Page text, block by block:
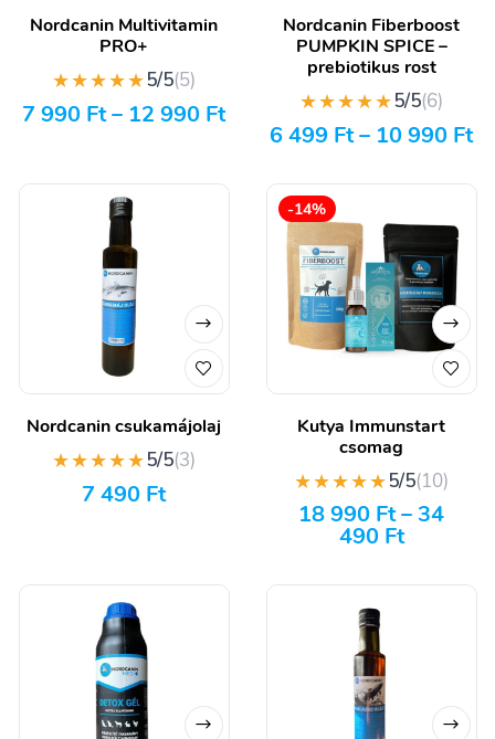
Nordcanin Multivitamin
PRO+
★★★★★5/5(5)
7 990 Ft– 12 990 Ft
Nordcanin Fiberboost
PUMPKIN SPICE –
prebiotikus rost
★★★★★5/5(6)
6 499 Ft– 10 990 Ft
Nordcanin csukamájolaj
★★★★★5/5(3)
7 490 Ft
-14%
Kutya Immunstart
csomag
★★★★★5/5(10)
18 990 Ft–34
490 Ft